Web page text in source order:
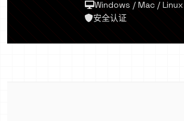
Windows / Mac / Linux
安全认证